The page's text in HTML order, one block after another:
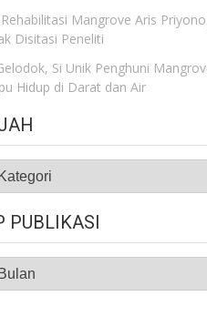
Mangrove Aris
Disitasi Peneliti
Si Unik Penghuni
Hidup di Darat dan Air
PUBLIKASI